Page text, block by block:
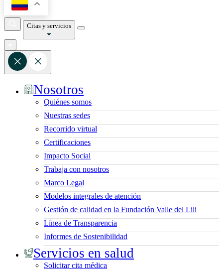
Citas y servicios
Nosotros
Quiénes somos
Nuestras sedes
Recorrido virtual
Certificaciones
Impacto Social
Trabaja con nosotros
Marco Legal
Modelos integrales de atención
Gestión de calidad en la Fundación Valle del Lili
Línea de Transparencia
Informes de Sostenibilidad
Servicios en salud
Solicitar cita médica